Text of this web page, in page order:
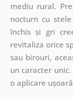
mediu rural.
nocturn cu
închis și gri
revitaliza orice
sau birouri,
un caracter
o aplicare